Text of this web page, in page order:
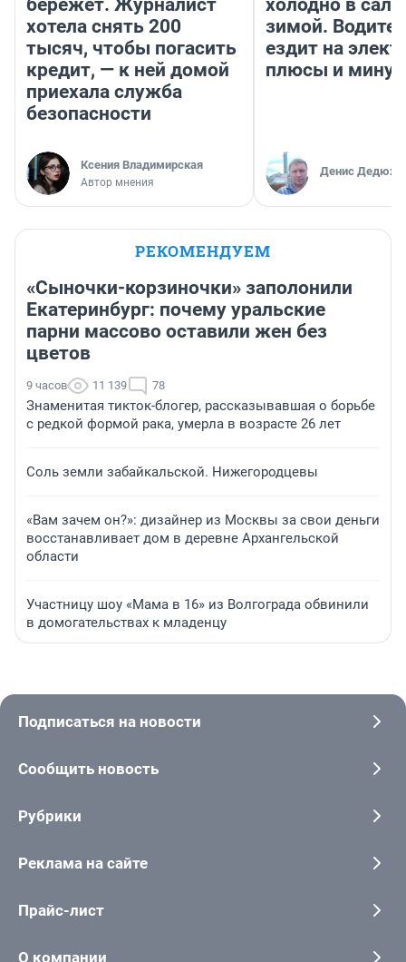
бережет. Журналист
хотела снять 200
тысяч, чтобы погасить
кредит, — к ней домой
приехала служба
безопасности
Ксения Владимирская
Автор мнения
холодно в
зимой.
ездит на
плюсы и
Денис
РЕКОМЕНДУЕМ
«Сыночки-корзиночки» заполонили
Екатеринбург: почему уральские
парни массово оставили жен без
цветов
9 часов 11 139 78
Знаменитая тикток-блогер, рассказывавшая о борьбе
с редкой формой рака, умерла в возрасте 26 лет
Соль земли забайкальской. Нижегородцевы
«Вам зачем он?»: дизайнер из Москвы за свои деньги
восстанавливает дом в деревне Архангельской
области
Участницу шоу «Мама в 16» из Волгограда обвинили
в домогательствах к младенцу
Подписаться на новости
Сообщить новость
Рубрики
Реклама на сайте
Прайс-лист
О компании